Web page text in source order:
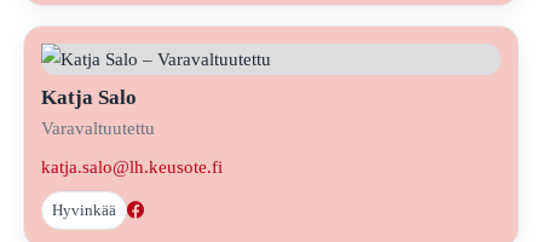
Katja Salo
Varavaltuutettu
katja.salo@lh.keusote.fi
Hyvinkää